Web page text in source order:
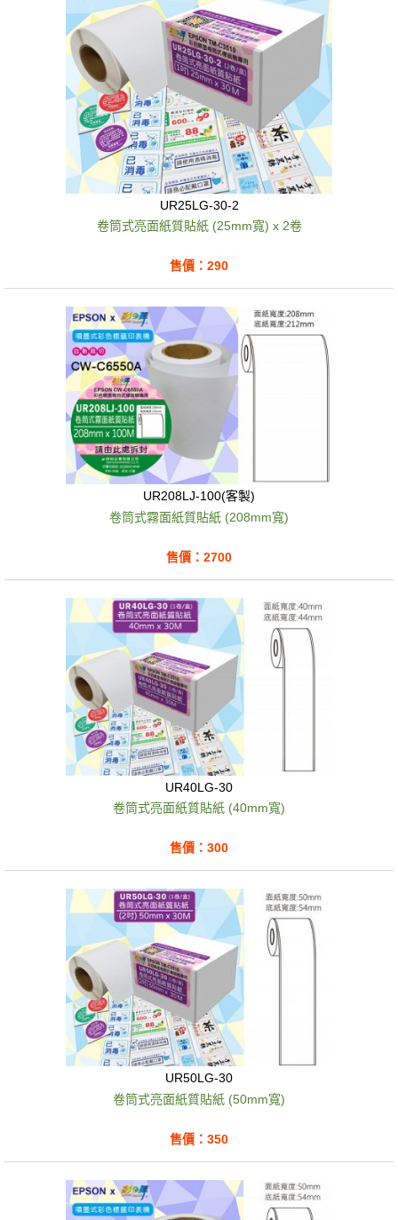
UR25LG-30-2
卷筒式亮面紙質貼紙 (25mm寬) x 2卷
售價：290
UR208LJ-100(客製)
卷筒式霧面紙質貼紙 (208mm寬)
售價：2700
UR40LG-30
卷筒式亮面紙質貼紙 (40mm寬)
售價：300
UR50LG-30
卷筒式亮面紙質貼紙 (50mm寬)
售價：350